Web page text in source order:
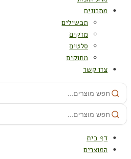
מתכונים
תבשילים
מרקים
סלטים
מתוקים
צרו קשר
דף בית
המוצרים